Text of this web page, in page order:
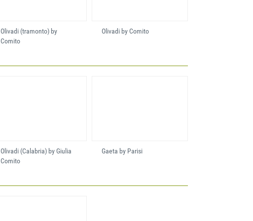
Olivadi (tramonto) by
Comito
Olivadi by Comito
Olivadi (Calabria) by Giulia
Comito
Gaeta by Parisi